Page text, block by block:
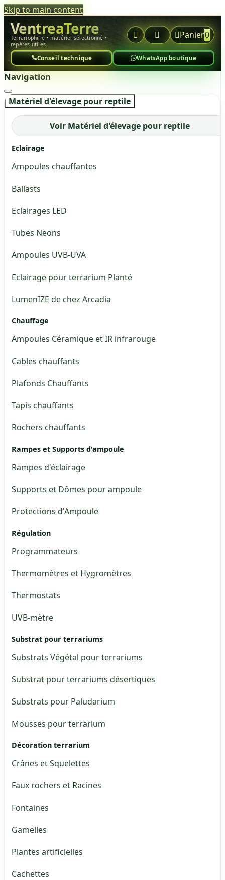
Skip to main content
VentreaTerre
Terrariophilie • matériel sélectionné •
repères utiles
  Panier0
Conseil technique WhatsApp boutique
Navigation
Matériel d'élevage pour reptile
Voir Matériel d'élevage pour reptile
Eclairage
Ampoules chauffantes
Ballasts
Eclairages LED
Tubes Neons
Ampoules UVB-UVA
Eclairage pour terrarium Planté
LumenIZE de chez Arcadia
Chauffage
Ampoules Céramique et IR infrarouge
Cables chauffants
Plafonds Chauffants
Tapis chauffants
Rochers chauffants
Rampes et Supports d'ampoule
Rampes d'éclairage
Supports et Dômes pour ampoule
Protections d'Ampoule
Régulation
Programmateurs
Thermomètres et Hygromètres
Thermostats
UVB-mètre
Substrat pour terrariums
Substrats Végétal pour terrariums
Substrat pour terrariums désertiques
Substrats pour Paludarium
Mousses pour terrarium
Décoration terrarium
Crânes et Squelettes
Faux rochers et Racines
Fontaines
Gamelles
Plantes artificielles
Cachettes